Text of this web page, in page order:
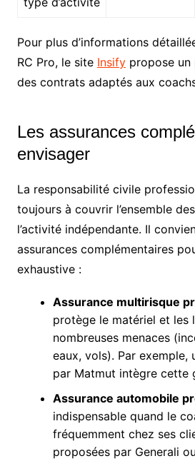
Pour plus d’informations
RC Pro, le site Insifypropose un
des contrats adaptés aux
Les assurances
envisager
La responsabilité civile
toujours à couvrir l’ensemble
l’activité indépendante. Il
assurances complémentaires
exhaustive :
Assurance multirisque
protège le matériel et les
nombreuses menaces
eaux, vols). Par
par Matmut intègre cette
Assurance automobile
indispensable quand le
fréquemment chez ses
proposées par Generali